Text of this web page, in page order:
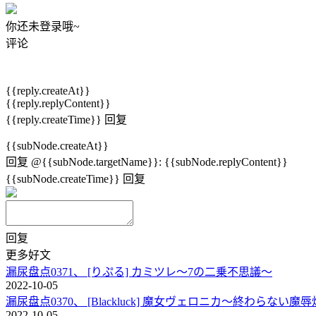
你还未登录哦~
评论
{{reply.createAt}}
{{reply.replyContent}}
{{reply.createTime}} 回复
{{subNode.createAt}}
回复 @{{subNode.targetName}}: {{subNode.replyContent}}
{{subNode.createTime}} 回复
回复
更多好文
漏尿盘点0371、 [りぷる] カミツレ～7の二乗不思議～
2022-10-05
漏尿盘点0370、 [Blackluck] 魔女ヴェロニカ～終わらない魔辱